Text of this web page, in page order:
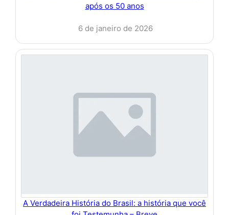
após os 50 anos
6 de janeiro de 2026
A Verdadeira História do Brasil: a história que você